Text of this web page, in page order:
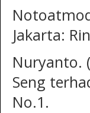
Jakarta:
Nuryanto.
Seng
No.1.